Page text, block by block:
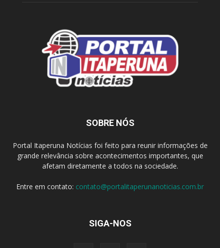
SOBRE NÓS
Portal Itaperuna Notícias foi feito para reunir informações de
grande relevância sobre acontecimentos importantes, que
afetam diretamente a todos na sociedade.
Entre em contato: contato@portalitaperunanoticias.com.br
SIGA-NOS